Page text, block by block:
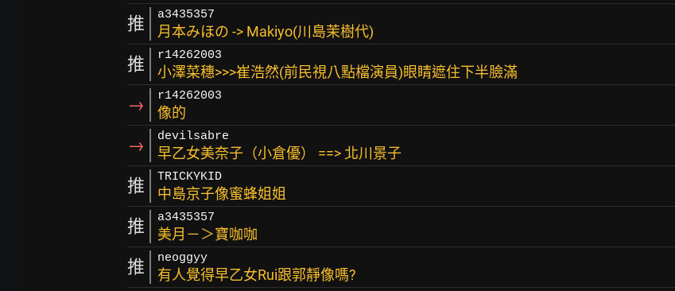
推 a3435357
月本みほの -> Makiyo(川島茉樹代)
推 r14262003
小澤菜穗>>>崔浩然(前民視八點檔演員)眼睛遮住下半臉滿
→ r14262003
像的
→ devilsabre
早乙女美奈子（小倉優） ==> 北川景子
推 TRICKYKID
中島京子像蜜蜂姐姐
推 a3435357
美月－＞寶咖咖
推 neoggyy
有人覺得早乙女Rui跟郭靜像嗎?